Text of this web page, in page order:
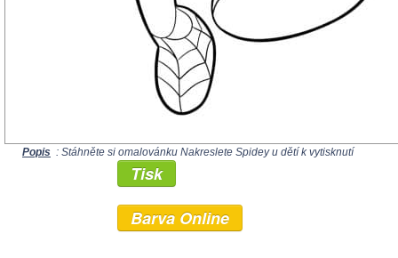
Popis : Stáhněte si omalovánku Nakreslete Spidey u dětí k vytisknutí
Tisk
Barva Online